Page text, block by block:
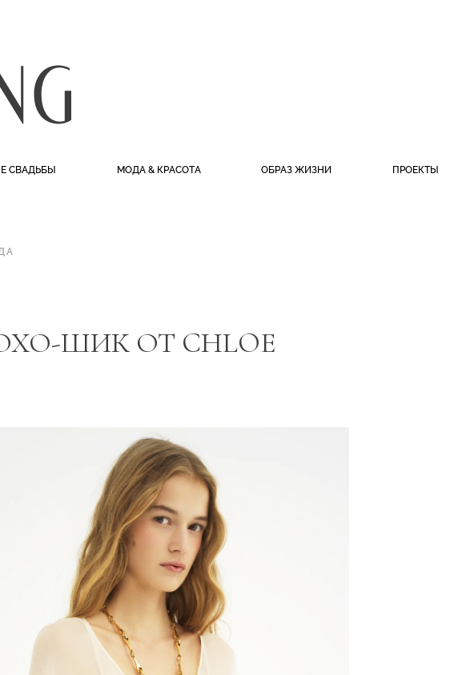
СВАДЬБЫ МОДА & КРАСОТА ОБРАЗ ЖИЗНИ ПРОЕКТЫ
ШИК ОТ CHLOE